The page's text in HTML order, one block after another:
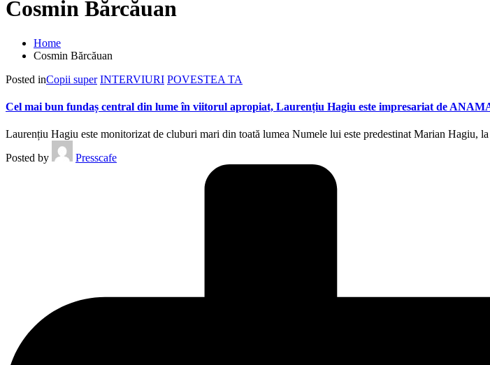
Cosmin Bărcăuan
Home
Cosmin Bărcăuan
Posted inCopii super INTERVIURI POVESTEA TA
Cel mai bun fundaș central din lume în viitorul apropiat, Laurențiu Hagiu este impresariat de
Laurențiu Hagiu este monitorizat de cluburi mari din toată lumea Numele lui este predestinat Marian
Posted by
Presscafe